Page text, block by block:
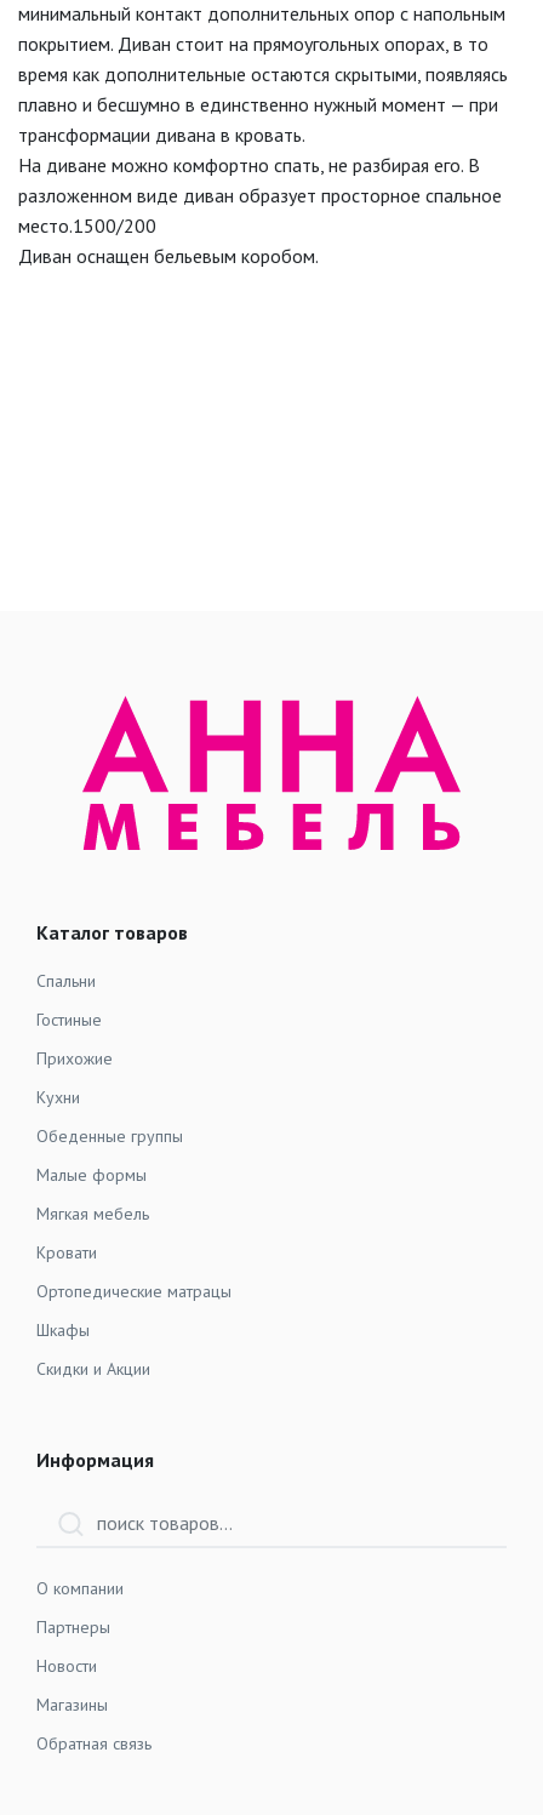
минимальный контакт дополнительных опор с напольным
покрытием. Диван стоит на прямоугольных опорах, в то
время как дополнительные остаются скрытыми, появляясь
плавно и бесшумно в единственно нужный момент — при
трансформации дивана в кровать.
На диване можно комфортно спать, не разбирая его. В
разложенном виде диван образует просторное спальное
место.1500/200
Диван оснащен бельевым коробом.
Каталог товаров
Спальни
Гостиные
Прихожие
Кухни
Обеденные группы
Малые формы
Мягкая мебель
Кровати
Ортопедические матрацы
Шкафы
Скидки и Акции
Информация
О компании
Партнеры
Новости
Магазины
Обратная связь